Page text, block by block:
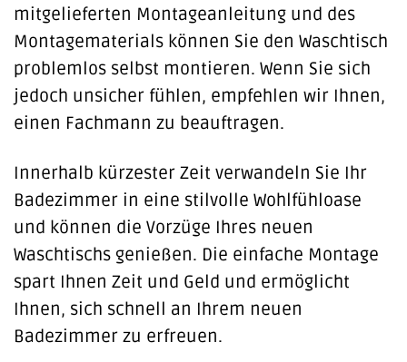
mitgelieferten Montageanleitung und des
Montagematerials können Sie den Waschtisch
problemlos selbst montieren. Wenn Sie sich
jedoch unsicher fühlen, empfehlen wir Ihnen,
einen Fachmann zu beauftragen.
Innerhalb kürzester Zeit verwandeln Sie Ihr
Badezimmer in eine stilvolle Wohlfühloase
und können die Vorzüge Ihres neuen
Waschtischs genießen. Die einfache Montage
spart Ihnen Zeit und Geld und ermöglicht
Ihnen, sich schnell an Ihrem neuen
Badezimmer zu erfreuen.